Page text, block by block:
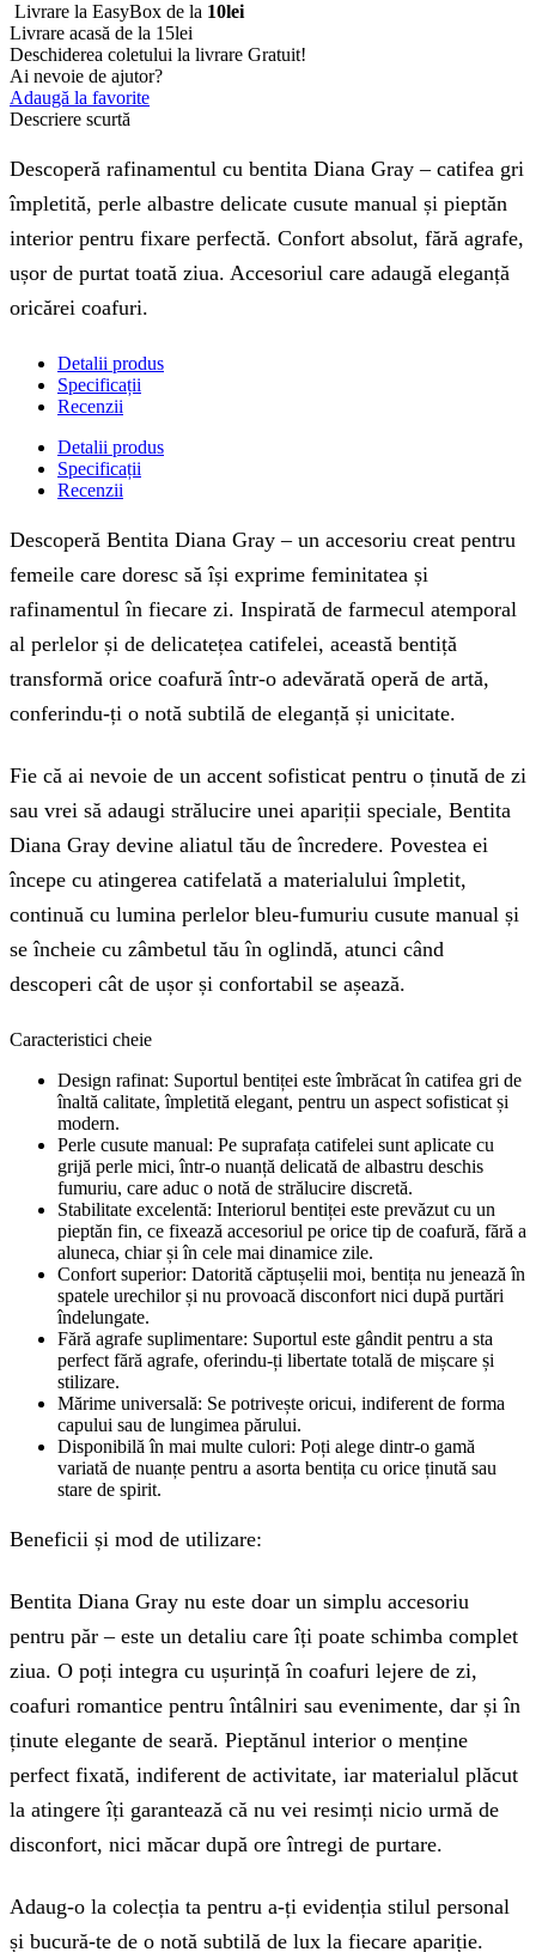
a
fost:
57.00 lei.
este:
44.00 lei.
Livrare la EasyBox de la 10lei
Livrare acasă de la 15lei
Deschiderea coletului la livrare Gratuit!
Ai nevoie de ajutor?
Adaugă la favorite
Descriere scurtă
Descoperă rafinamentul cu bentita Diana Gray – catifea gri
împletită, perle albastre delicate cusute manual și pieptăn
interior pentru fixare perfectă. Confort absolut, fără agrafe,
ușor de purtat toată ziua. Accesoriul care adaugă eleganță
oricărei coafuri.
Detalii produs
Specificații
Recenzii
Detalii produs
Specificații
Recenzii
Descoperă Bentita Diana Gray – un accesoriu creat pentru
femeile care doresc să își exprime feminitatea și
rafinamentul în fiecare zi. Inspirată de farmecul atemporal
al perlelor și de delicatețea catifelei, această bentiță
transformă orice coafură într-o adevărată operă de artă,
conferindu-ți o notă subtilă de eleganță și unicitate.
Fie că ai nevoie de un accent sofisticat pentru o ținută de zi
sau vrei să adaugi strălucire unei apariții speciale, Bentita
Diana Gray devine aliatul tău de încredere. Povestea ei
începe cu atingerea catifelată a materialului împletit,
continuă cu lumina perlelor bleu-fumuriu cusute manual și
se încheie cu zâmbetul tău în oglindă, atunci când
descoperi cât de ușor și confortabil se așează.
Caracteristici cheie
Design rafinat: Suportul bentiței este îmbrăcat în catifea gri de
înaltă calitate, împletită elegant, pentru un aspect sofisticat și
modern.
Perle cusute manual: Pe suprafața catifelei sunt aplicate cu
grijă perle mici, într-o nuanță delicată de albastru deschis
fumuriu, care aduc o notă de strălucire discretă.
Stabilitate excelentă: Interiorul bentiței este prevăzut cu un
pieptăn fin, ce fixează accesoriul pe orice tip de coafură, fără a
aluneca, chiar și în cele mai dinamice zile.
Confort superior: Datorită căptușelii moi, bentița nu jenează în
spatele urechilor și nu provoacă disconfort nici după purtări
îndelungate.
Fără agrafe suplimentare: Suportul este gândit pentru a sta
perfect fără agrafe, oferindu-ți libertate totală de mișcare și
stilizare.
Mărime universală: Se potrivește oricui, indiferent de forma
capului sau de lungimea părului.
Disponibilă în mai multe culori: Poți alege dintr-o gamă
variată de nuanțe pentru a asorta bentița cu orice ținută sau
stare de spirit.
Beneficii și mod de utilizare:
Bentita Diana Gray nu este doar un simplu accesoriu
pentru păr – este un detaliu care îți poate schimba complet
ziua. O poți integra cu ușurință în coafuri lejere de zi,
coafuri romantice pentru întâlniri sau evenimente, dar și în
ținute elegante de seară. Pieptănul interior o menține
perfect fixată, indiferent de activitate, iar materialul plăcut
la atingere îți garantează că nu vei resimți nicio urmă de
disconfort, nici măcar după ore întregi de purtare.
Adaug-o la colecția ta pentru a-ți evidenția stilul personal
și bucură-te de o notă subtilă de lux la fiecare apariție.